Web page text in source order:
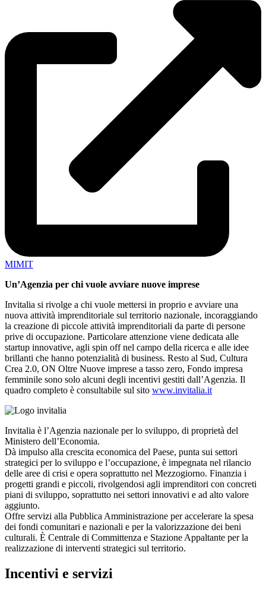
MIMIT
Un’Agenzia per chi vuole avviare nuove imprese
Invitalia si rivolge a chi vuole mettersi in proprio e avviare una
nuova attività imprenditoriale sul territorio nazionale, incoraggiando
la creazione di piccole attività imprenditoriali da parte di persone
prive di occupazione. Particolare attenzione viene dedicata alle
startup innovative, agli spin off nel campo della ricerca e alle idee
brillanti che hanno potenzialità di business. Resto al Sud, Cultura
Crea 2.0, ON Oltre Nuove imprese a tasso zero, Fondo impresa
femminile sono solo alcuni degli incentivi gestiti dall’Agenzia. Il
quadro completo è consultabile sul sito www.invitalia.it
Invitalia è l’Agenzia nazionale per lo sviluppo, di proprietà del
Ministero dell’Economia.
Dà impulso alla crescita economica del Paese, punta sui settori
strategici per lo sviluppo e l’occupazione, è impegnata nel rilancio
delle aree di crisi e opera soprattutto nel Mezzogiorno. Finanzia i
progetti grandi e piccoli, rivolgendosi agli imprenditori con concreti
piani di sviluppo, soprattutto nei settori innovativi e ad alto valore
aggiunto.
Offre servizi alla Pubblica Amministrazione per accelerare la spesa
dei fondi comunitari e nazionali e per la valorizzazione dei beni
culturali. È Centrale di Committenza e Stazione Appaltante per la
realizzazione di interventi strategici sul territorio.
Incentivi e servizi